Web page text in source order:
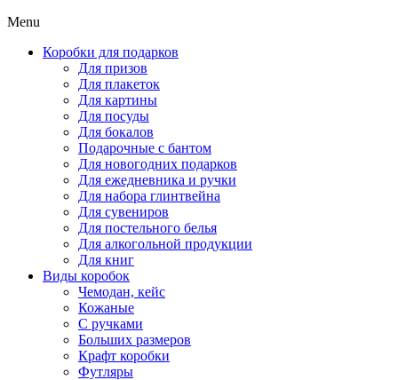
Menu
Коробки для подарков
Для призов
Для плакеток
Для картины
Для посуды
Для бокалов
Подарочные с бантом
Для новогодних подарков
Для ежедневника и ручки
Для набора глинтвейна
Для сувениров
Для постельного белья
Для алкогольной продукции
Для книг
Виды коробок
Чемодан, кейс
Кожаные
С ручками
Больших размеров
Крафт коробки
Футляры